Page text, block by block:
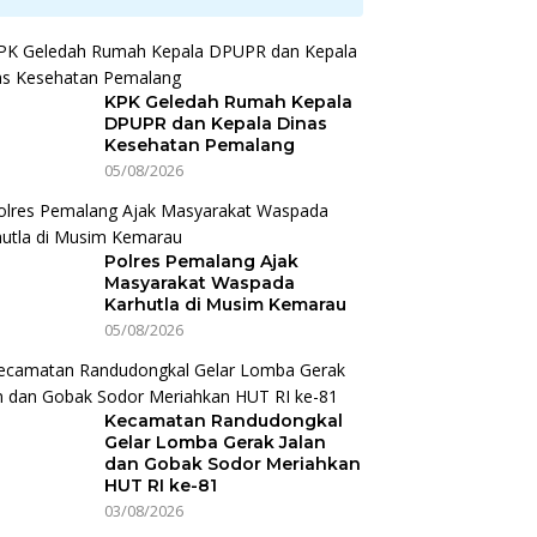
KPK Geledah Rumah Kepala
DPUPR dan Kepala Dinas
Kesehatan Pemalang
05/08/2026
Polres Pemalang Ajak
Masyarakat Waspada
Karhutla di Musim Kemarau
05/08/2026
Kecamatan Randudongkal
Gelar Lomba Gerak Jalan
dan Gobak Sodor Meriahkan
HUT RI ke-81
03/08/2026